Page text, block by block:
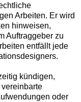
Arbeiten. Er wird
hinweisen,
Auftraggeber zu
entfällt jede
kündigen,
oder